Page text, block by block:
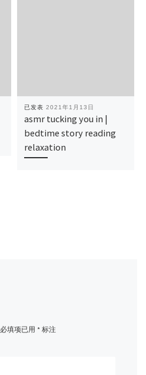
已发表 2021年1月13日
asmr tucking you in |
bedtime story reading
relaxation
必填项已用 *标注